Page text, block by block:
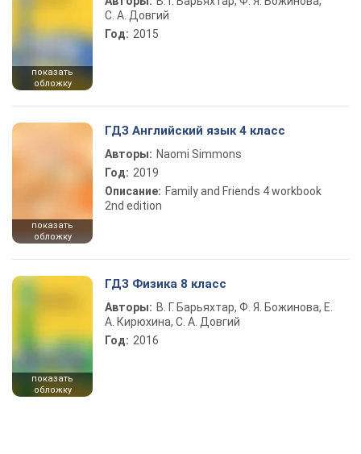
показать
обложку
С. А. Довгий
Год: 2015
показать
обложку
ГДЗ Английский язык 4 класс
Авторы: Naomi Simmons
Год: 2019
Описание: Family and Friends 4 workbook
2nd edition
показать
обложку
ГДЗ Физика 8 класс
Авторы: В. Г. Барьяхтар, Ф. Я. Божинова, Е.
А. Кирюхина, С. А. Довгий
Год: 2016